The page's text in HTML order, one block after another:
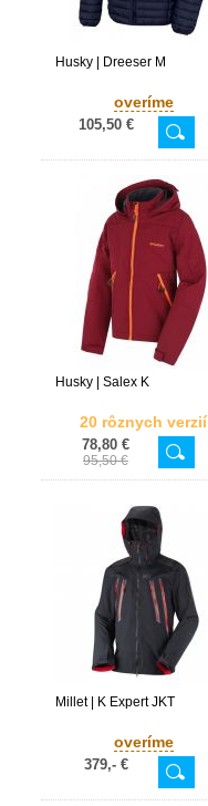
Husky | Dreeser M
overíme
105,50 €
Husky | Salex K
20 rôznych verzií
78,80 €
95,50 €
Millet | K Expert JKT
overíme
379,- €